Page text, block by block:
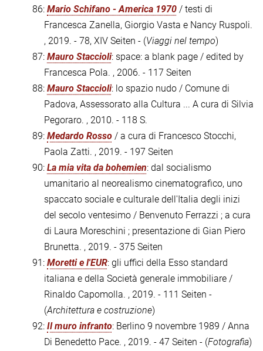
86: Mario Schifano - America 1970 / testi di
Francesca Zanella, Giorgio Vasta e Nancy Ruspoli.
, 2019. - 78, XIV Seiten - (Viaggi nel tempo)
87: Mauro Staccioli: space: a blank page / edited by
Francesca Pola. , 2006. - 117 Seiten
88: Mauro Staccioli: lo spazio nudo / Comune di
Padova, Assessorato alla Cultura ... A cura di Silvia
Pegoraro. , 2010. - 118 S.
89: Medardo Rosso / a cura di Francesco Stocchi,
Paola Zatti. , 2019. - 197 Seiten
90: La mia vita da bohemien: dal socialismo
umanitario al neorealismo cinematografico, uno
spaccato sociale e culturale dell'Italia degli inizi
del secolo ventesimo / Benvenuto Ferrazzi ; a cura
di Laura Moreschini ; presentazione di Gian Piero
Brunetta. , 2019. - 375 Seiten
91: Moretti e l'EUR: gli uffici della Esso standard
italiana e della Società generale immobiliare /
Rinaldo Capomolla. , 2019. - 111 Seiten -
(Architettura e costruzione)
92: Il muro infranto: Berlino 9 novembre 1989 / Anna
Di Benedetto Pace. , 2019. - 47 Seiten - (Fotografia)